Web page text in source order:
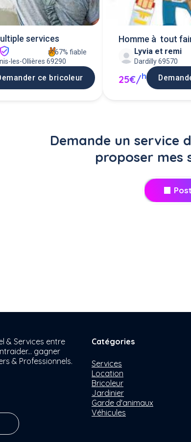
services
67% fiable
les-Ollières 69290
ce bricoleur
Homme à tout
Lyvia et remi
Dardilly 69570
25€/h
Demande un service
proposer mes
& Services entre
gagner
& Professionnels.
Catégories
Services
Location
Bricoleur
Jardinier
Garde d'animaux
Véhicules